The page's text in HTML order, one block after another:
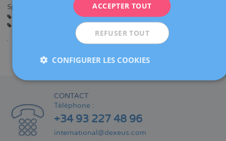
Spécialités:
Assistance avant la Grossesse
Grossesse et Accouchement
Gynécologie Générale
CONTACT
Téléphone :
+34 93 227 48 96
international@dexeus.com
ACCEPTER TOUT
REFUSER TOUT
CONFIGURER LES COOKIES